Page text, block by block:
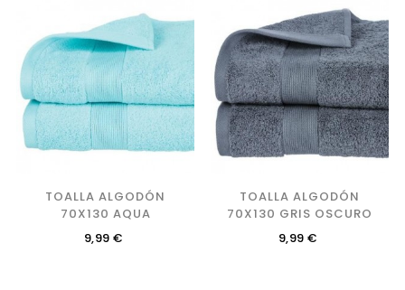
TOALLA ALGODÓN
70X130 AQUA
Precio
9,99 €
TOALLA ALGODÓN
70X130 GRIS OSCURO
Precio
9,99 €